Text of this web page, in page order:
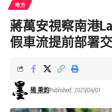
地方
蔣萬安視察南港
假車流提前部署
楊 秉鈞Published: 2025/04/01